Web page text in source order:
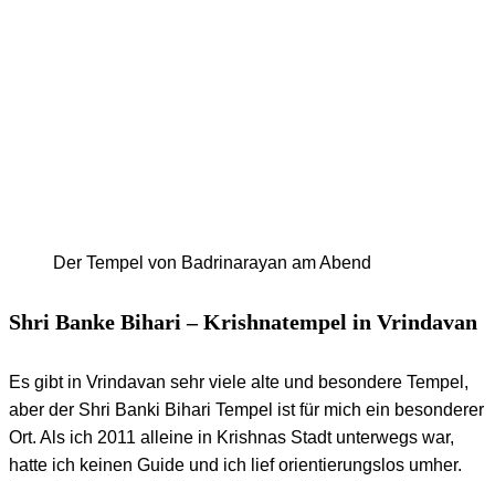
Der Tempel von Badrinarayan am Abend
Shri Banke Bihari – Krishnatempel in Vrindavan
Es gibt in Vrindavan sehr viele alte und besondere Tempel,
aber der Shri Banki Bihari Tempel ist für mich ein besonderer
Ort. Als ich 2011 alleine in Krishnas Stadt unterwegs war,
hatte ich keinen Guide und ich lief orientierungslos umher.